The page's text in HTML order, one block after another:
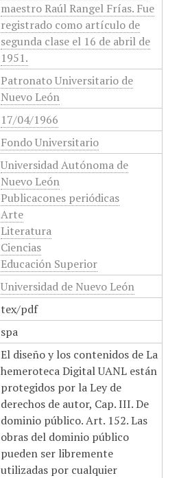
maestro Raúl Rangel Frías. Fue
registrado como artículo de
segunda clase el 16 de abril de
1951.
Patronato Universitario de
Nuevo León
17/04/1966
Fondo Universitario
Universidad Autónoma de
Nuevo León
Publicacones periódicas
Arte
Literatura
Ciencias
Educación Superior
Universidad de Nuevo León
tex/pdf
spa
El diseño y los contenidos de La
hemeroteca Digital UANL están
protegidos por la Ley de
derechos de autor, Cap. III. De
dominio público. Art. 152. Las
obras del dominio público
pueden ser libremente
utilizadas por cualquier